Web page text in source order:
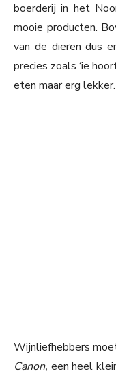
boerderij in het
mooie producten.
van de dieren dus
precies zoals ‘ie
eten maar erg lekker.
Wijnliefhebbers
Canon, een heel